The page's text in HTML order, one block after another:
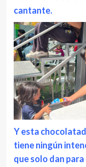
cantante.
Y esta
tiene ningún
que solo dan